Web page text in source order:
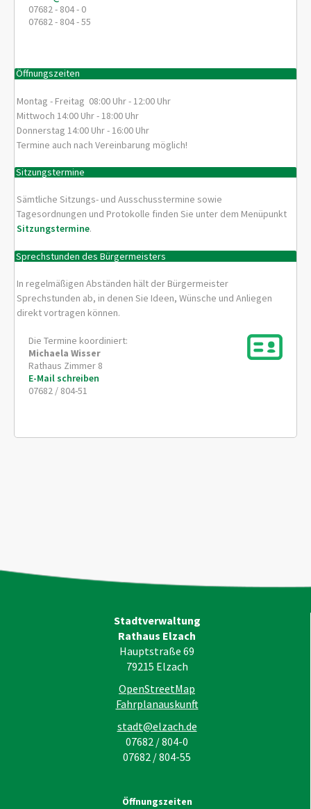
07682 - 804 - 0
07682 - 804 - 55
Öffnungszeiten
Montag - Freitag 08:00 Uhr - 12:00 Uhr
Mittwoch 14:00 Uhr - 18:00 Uhr
Donnerstag 14:00 Uhr - 16:00 Uhr
Termine auch nach Vereinbarung möglich!
Sitzungstermine
Sämtliche Sitzungs- und Ausschusstermine sowie
Tagesordnungen und Protokolle finden Sie unter dem Menüpunkt
Sitzungstermine.
Sprechstunden des Bürgermeisters
In regelmäßigen Abständen hält der Bürgermeister
Sprechstunden ab, in denen Sie Ideen, Wünsche und Anliegen
direkt vortragen können.
Die Termine koordiniert:
Michaela Wisser
Rathaus Zimmer 8
E-Mail schreiben
07682 / 804-51
Stadtverwaltung
Rathaus Elzach
Hauptstraße 69
79215 Elzach
OpenStreetMap
Fahrplanauskunft
stadt@elzach.de
07682 / 804-0
07682 / 804-55
Öffnungszeiten